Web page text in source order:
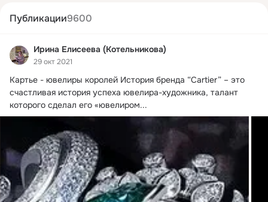
Публикации9600
Ирина Елисеева (Котельникова)
29 окт 2021
Картье - ювелиры королей История бренда “Cartier” – это
счастливая история успеха ювелира-художника, талант
которого сделал его «ювелиром...